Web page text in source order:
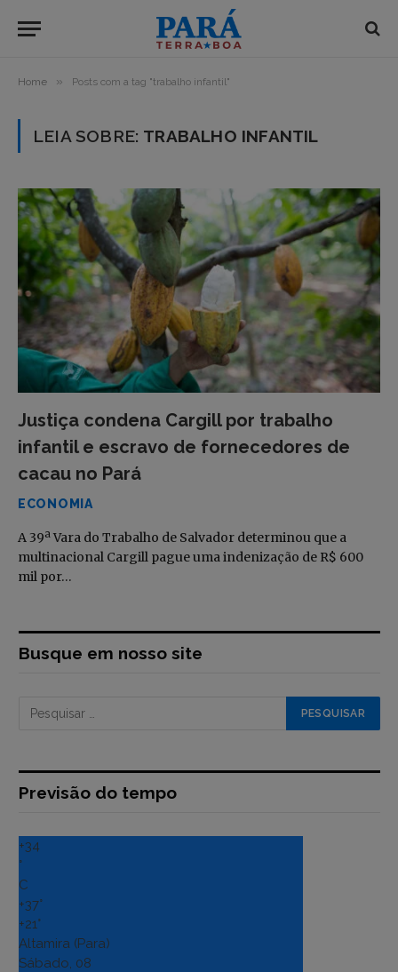
Home » Posts com a tag "trabalho infantil"
LEIA SOBRE: TRABALHO INFANTIL
Justiça condena Cargill por trabalho
infantil e escravo de fornecedores de
cacau no Pará
ECONOMIA
A 39ª Vara do Trabalho de Salvador determinou que a
multinacional Cargill pague uma indenização de R$ 600
mil por…
Busque em nosso site
Previsão do tempo
+34
°
C
+37°
+21°
Altamira (Para)
Sábado, 08